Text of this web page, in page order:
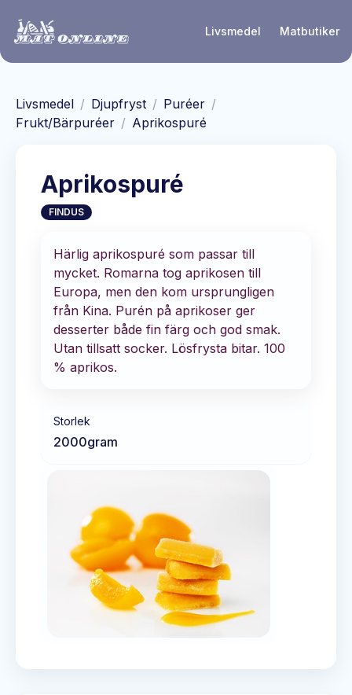
Livsmedel Matbutiker
Livsmedel / Djupfryst / Puréer /
Frukt/Bärpuréer / Aprikospuré
Aprikospuré
FINDUS
Härlig aprikospuré som passar till
mycket. Romarna tog aprikosen till
Europa, men den kom ursprungligen
från Kina. Purén på aprikoser ger
desserter både fin färg och god smak.
Utan tillsatt socker. Lösfrysta bitar. 100
% aprikos.
Storlek
2000gram